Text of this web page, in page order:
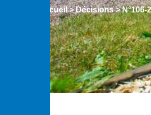
Accueil>Décisions>